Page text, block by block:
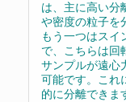
は、主に高い分
や密度の粒子を
もう一つはスイ
で、こちらは回
サンプルが遠心
可能です。これ
的に分離できま